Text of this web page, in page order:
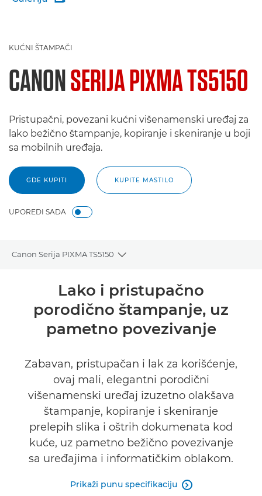
KUĆNI ŠTAMPAČI
CANONSERIJA PIXMA TS5150
Pristupačni, povezani kućni višenamenski uređaj za
lako bežično štampanje, kopiranje i skeniranje u boji
sa mobilnih uređaja.
GDE KUPITI KUPITE MASTILO
UPOREDI SADA
Canon Serija PIXMA TS5150
Toggle breadcrumbs
Specifikacije
KUPITE MASTILO
Lako i pristupačno
porodično štampanje, uz
pametno povezivanje
Zabavan, pristupačan i lak za korišćenje,
ovaj mali, elegantni porodični
višenamenski uređaj izuzetno olakšava
štampanje, kopiranje i skeniranje
prelepih slika i oštrih dokumenata kod
kuće, uz pametno bežično povezivanje
sa uređajima i informatičkim oblakom.
Prikaži punu specifikaciju 